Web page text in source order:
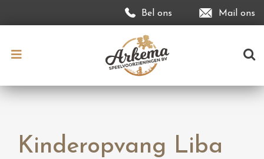
Bel ons Mail ons
Kinderopvang Liba